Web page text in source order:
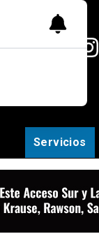
Servicios